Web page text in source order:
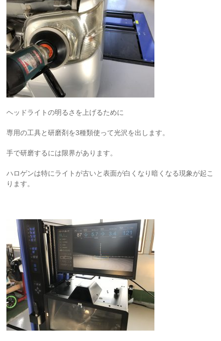
ヘッドライトの明るさを上げるために
専用の工具と研磨剤を3種類使って光沢を出します。
手で研磨するには限界があります。
ハロゲンは特にライトが古いと表面が白くなり暗くなる現象が起こ
ります。